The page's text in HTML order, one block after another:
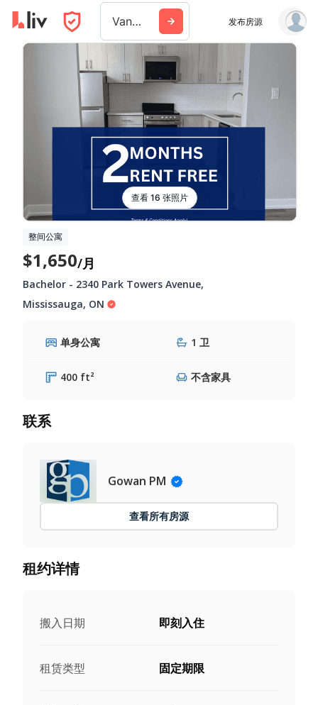
Vancouver 发布房源
查看 16 张照片
整间公寓
$1,650/月
Bachelor - 2340 Park Towers Avenue,
Mississauga, ON
单身公寓 1 卫
400 ft² 不含家具
联系
Gowan PM
查看所有房源
租约详情
搬入日期 即刻入住
租赁类型 固定期限